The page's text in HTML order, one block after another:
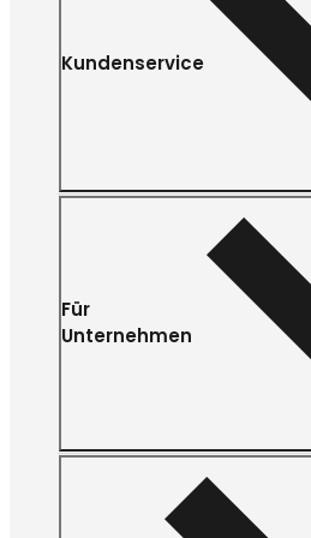
Kundenservice
Für
Unternehmen